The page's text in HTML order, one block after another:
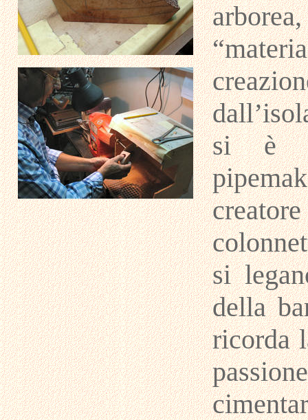
si è
si
della
ricorda